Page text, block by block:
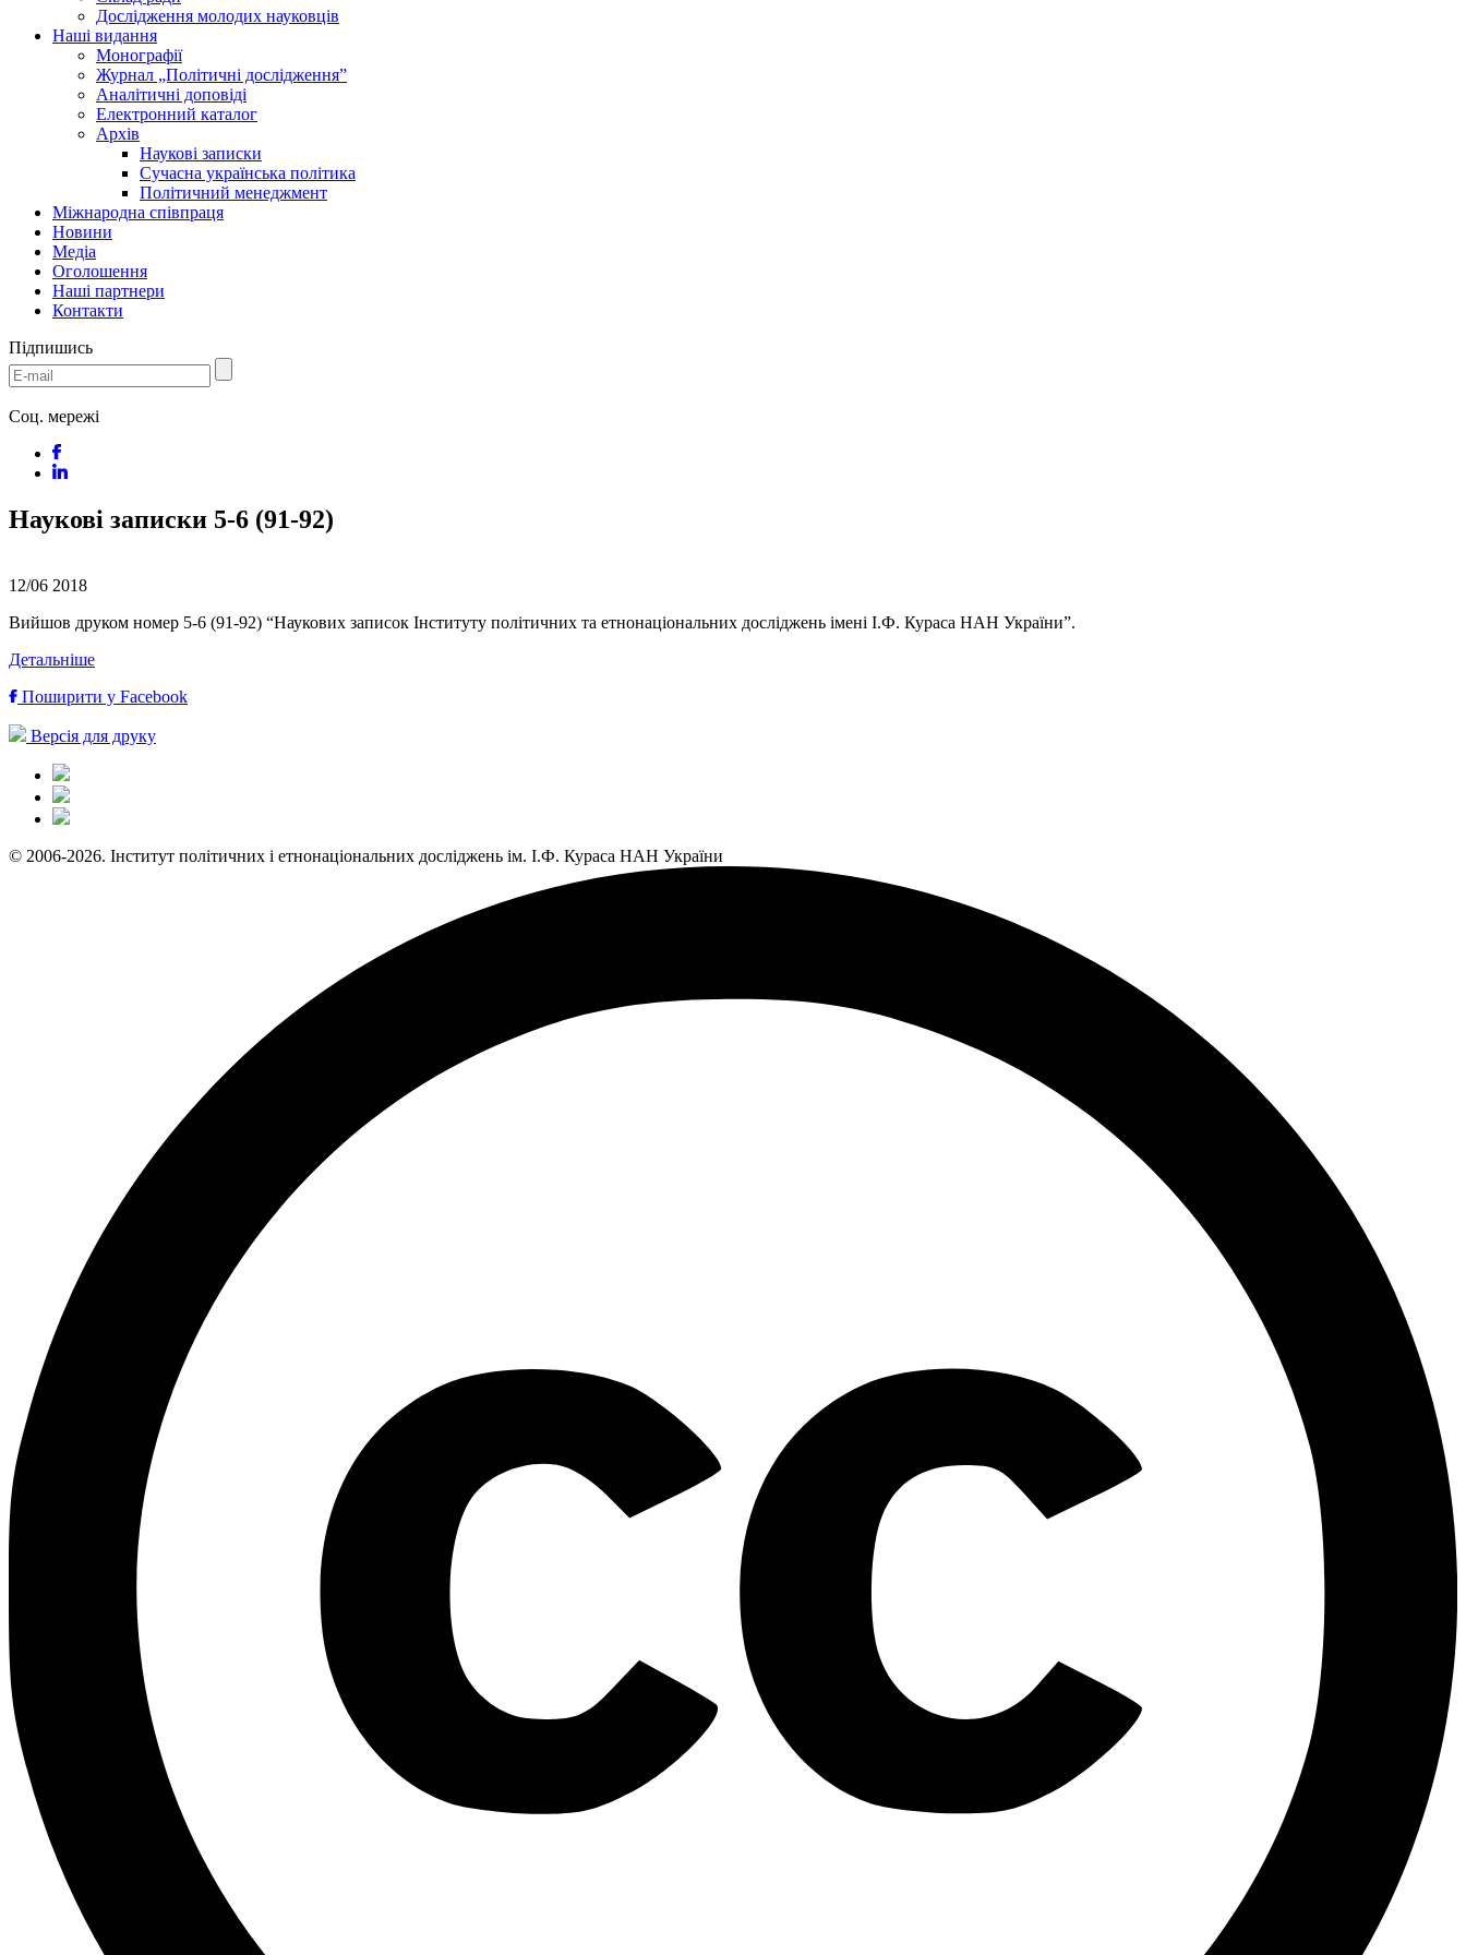
Дослідження молодих науковців
Наші видання
Монографії
Журнал „Політичні дослідження”
Аналітичні доповіді
Електронний каталог
Архів
Наукові записки
Сучасна українська політика
Політичний менеджмент
Міжнародна співпраця
Новини
Медіa
Оголошення
Наші партнери
Контакти
Підпишись
Соц. мережі
Наукові записки 5-6 (91-92)
12/06 2018
Вийшов друком номер 5-6 (91-92) “Наукових записок Інституту політичних та етнонаціональних досліджень імені І.Ф. Кураса НАН України”.
Детальніше
Поширити у Facebook
Версія для друку
© 2006-2026. Інститут політичних і етнонаціональних досліджень ім. І.Ф. Кураса НАН України